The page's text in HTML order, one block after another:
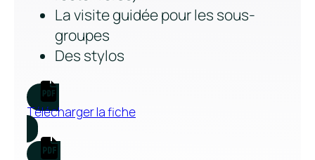
La visite guidée pour les sous-
groupes
Des stylos
Télécharger la fiche